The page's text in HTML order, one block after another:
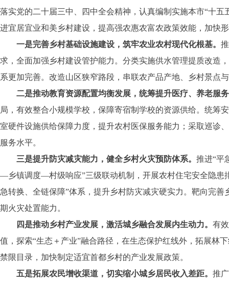
落实党的二十届三中、四中全会精神，认真编制实施本市“十
进宜居宜业和美乡村建设，提高强农惠农富农政策效能，加快
一是完善乡村基础设施建设，筑牢农业农村现代化根基。
求，全面加强乡村建设管护能力。分类实施供水管理提质改造
系更加完善。改造山区狭窄路段，串联农产品产地、乡村景点
二是推动教育资源配置均衡发展，统筹提升医疗、养老服
局，有效整合小规模学校，保障寄宿制学校的资源供给。统筹
室硬件设施供给保障力度，提升农村医保服务能力；采取巡诊
服务水平。
三是提升防灾减灾能力，健全乡村火灾预防体系。 推进“平
—乡镇调度—村级响应”三级联动机制，开展农村住宅安全隐患
急转换、全链保障”体系，提升乡村防灾减灾硬实力。靶向完
期火灾处置能力。
四是推动乡村产业发展，激活城乡融合发展内生动力。 有
值，探索“生态＋产业”融合路径，在生态保护红线外，拓展林
禁限目录，加快制定适宜首都乡村的产业发展政策。
五是拓展农民增收渠道，切实缩小城乡居民收入差距。 推